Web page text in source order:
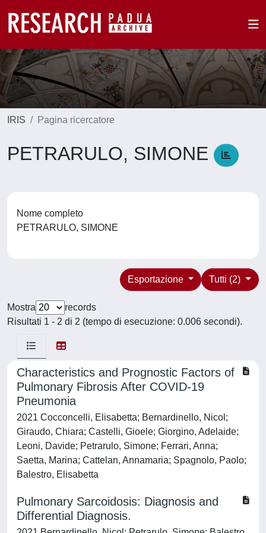
IRIS Pagina ricercatore
PETRARULO, SIMONE
Nome completo
PETRARULO, SIMONE
Tutti (2)
Esportazione
Mostra
records
Risultati 1 - 2 di 2 (tempo di esecuzione: 0.006 secondi).
Characteristics and Prognostic Factors of
Pulmonary Fibrosis After COVID-19
Pneumonia
2021 Cocconcelli, Elisabetta; Bernardinello, Nicol;
Giraudo, Chiara; Castelli, Gioele; Giorgino, Adelaide;
Leoni, Davide; Petrarulo, Simone; Ferrari, Anna;
Saetta, Marina; Cattelan, Annamaria; Spagnolo, Paolo;
Balestro, Elisabetta
Pulmonary Sarcoidosis: Diagnosis and
Differential Diagnosis.